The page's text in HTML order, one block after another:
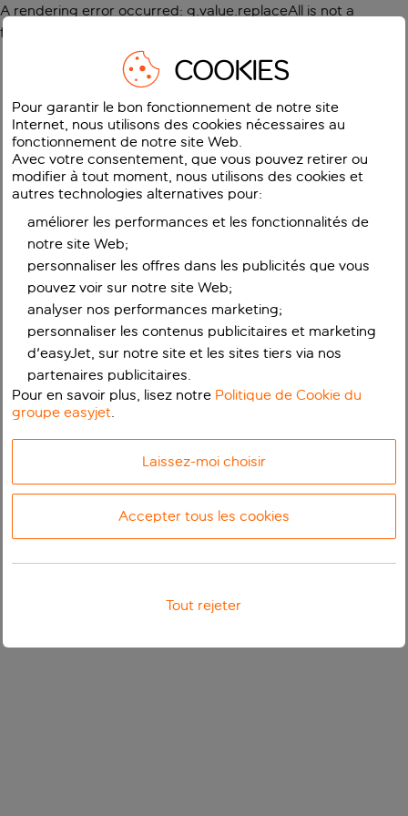
A rendering error occurred: g.value.replaceAll is not a
function
COOKIES
Pour garantir le bon fonctionnement de notre site
Internet, nous utilisons des cookies nécessaires au
fonctionnement de notre site Web.
Avec votre consentement, que vous pouvez retirer ou
modifier à tout moment, nous utilisons des cookies et
autres technologies alternatives pour:
améliorer les performances et les fonctionnalités de
notre site Web;
personnaliser les offres dans les publicités que vous
pouvez voir sur notre site Web;
analyser nos performances marketing;
personnaliser les contenus publicitaires et marketing
d'easyJet, sur notre site et les sites tiers via nos
partenaires publicitaires.
Pour en savoir plus, lisez notre Politique de Cookie du
groupe easyjet.
Laissez-moi choisir
Accepter tous les cookies
Tout rejeter